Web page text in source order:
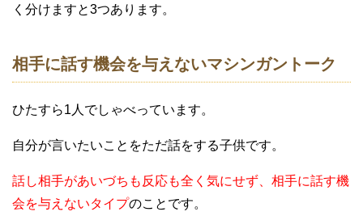
く分けますと3つあります。
相手に話す機会を与えないマシンガントーク
ひたすら1人でしゃべっています。
自分が言いたいことをただ話をする子供です。
話し相手があいづちも反応も全く気にせず、相手に話す機
会を与えないタイプのことです。